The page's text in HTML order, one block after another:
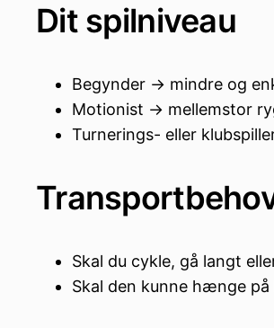
Dit spilniveau
Begynder → mindre og
Motionist → mellemstor
Turnerings- eller
Skal du cykle, gå langt
Skal den kunne hænge